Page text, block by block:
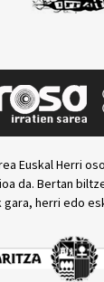
Euskal Herri
da. Bertan
gara, herri edo